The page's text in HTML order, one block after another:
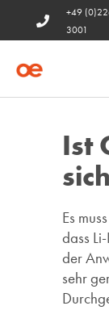
+49
3001
Ist
Es
dass
der
sehr